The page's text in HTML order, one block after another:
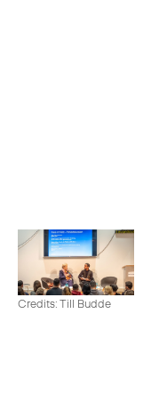
Credits: Till Budde